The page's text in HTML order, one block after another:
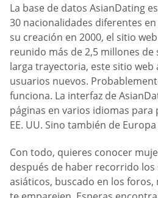
La base de datos AsianDating
30 nacionalidades diferentes
su creación en 2000, el sitio
reunido más de 2,5 millones de
larga trayectoria, este sitio web
usuarios nuevos.
funciona. La interfaz de
páginas en varios idiomas para
EE. UU. Sino también de Europa
Con todo, quieres conocer
después de haber recorrido los
asiáticos, buscado en los